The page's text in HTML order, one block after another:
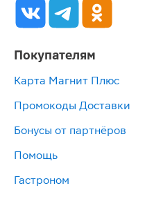
Покупателям
Карта Магнит Плюс
Промокоды Доставки
Бонусы от партнёров
Помощь
Гастроном